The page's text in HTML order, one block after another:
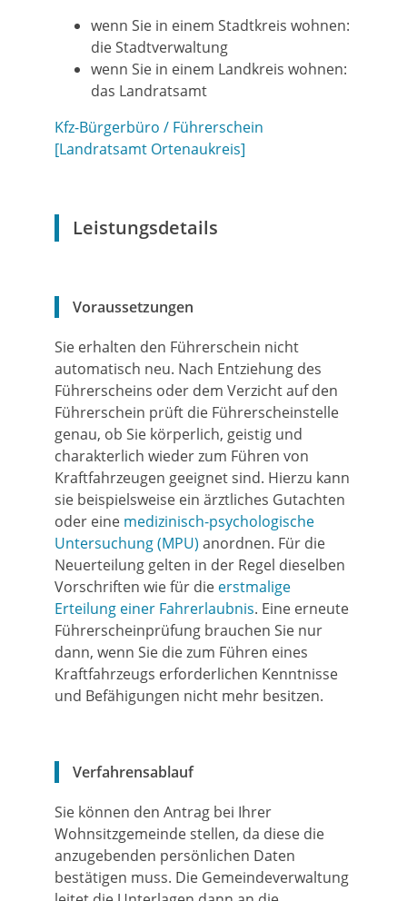
wenn Sie in einem Stadtkreis wohnen:
die Stadtverwaltung
wenn Sie in einem Landkreis wohnen:
das Landratsamt
Kfz-Bürgerbüro / Führerschein
[Landratsamt Ortenaukreis]
Leistungsdetails
Voraussetzungen
Sie erhalten den Führerschein nicht
automatisch neu. Nach Entziehung des
Führerscheins oder dem Verzicht auf den
Führerschein prüft die Führerscheinstelle
genau, ob Sie körperlich, geistig und
charakterlich wieder zum Führen von
Kraftfahrzeugen geeignet sind. Hierzu kann
sie beispielsweise ein ärztliches Gutachten
oder eine medizinisch-psychologische
Untersuchung (MPU) anordnen. Für die
Neuerteilung gelten in der Regel dieselben
Vorschriften wie für die erstmalige
Erteilung einer Fahrerlaubnis. Eine erneute
Führerscheinprüfung brauchen Sie nur
dann, wenn Sie die zum Führen eines
Kraftfahrzeugs erforderlichen Kenntnisse
und Befähigungen nicht mehr besitzen.
Verfahrensablauf
Sie können den Antrag bei Ihrer
Wohnsitzgemeinde stellen, da diese die
anzugebenden persönlichen Daten
bestätigen muss. Die Gemeindeverwaltung